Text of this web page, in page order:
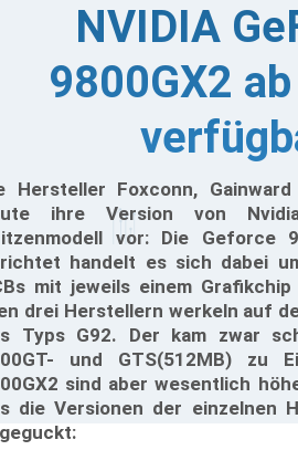
NVIDIA
9800GX2
Hersteller Foxconn,
ihre Version von
vor: Die Geforce
handelt es sich dabei
mit jeweils einem
drei Herstellern werkeln auf
Typs G92. Der kam zwar
und GTS(512MB) zu
sind aber wesentlich
die Versionen der einzelnen